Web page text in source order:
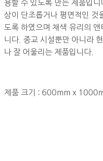
용할 수 있도록 만든 제품입
상이 단조롭거나 평면적인 것
도록 하였으며 채색 유리의
니다. 종교 시설뿐만 아니라
나 잘 어울리는 제품입니다.
제품 크기 : 600mm x